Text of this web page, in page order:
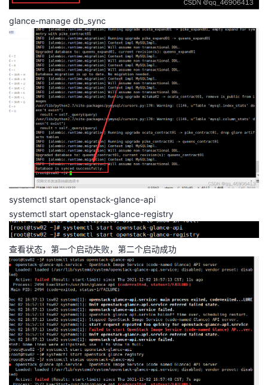
glance-manage db_sync
systemctl start openstack-glance-api
systemctl start openstack-glance-registry
查看状态，第一个启动失败，第二个启动成功